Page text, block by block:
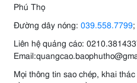
Phú Thọ
Đường dây nóng: 039.558.7799;
Liên hệ quảng cáo:
Mọi thông tin sao chép, khai